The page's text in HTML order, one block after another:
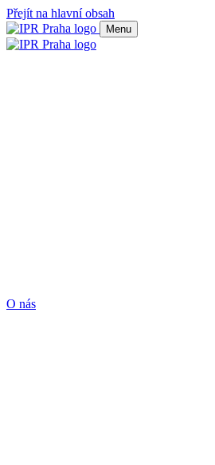
Přejít na hlavní obsah
Menu
O nás